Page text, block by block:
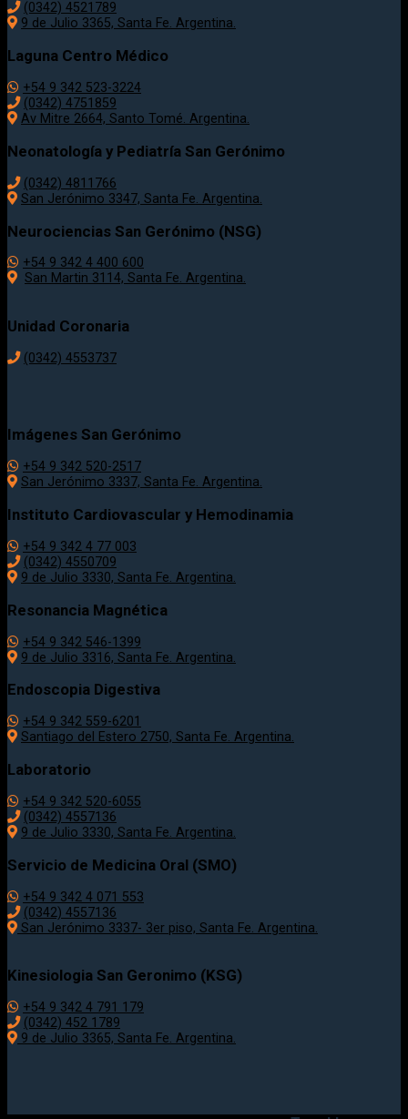
(0342) 4521789
9 de Julio 3365, Santa Fe. Argentina.
Laguna Centro Médico
+54 9 342 523-3224
(0342) 4751859
Av Mitre 2664, Santo Tomé. Argentina.
Neonatología y Pediatría San Gerónimo
(0342) 4811766
San Jerónimo 3347, Santa Fe. Argentina.
Neurociencias San Gerónimo (NSG)
+54 9 342 4 400 600
San Martin 3114, Santa Fe. Argentina.
Unidad Coronaria
(0342) 4553737
Imágenes San Gerónimo
+54 9 342 520-2517
San Jerónimo 3337, Santa Fe. Argentina.
Instituto Cardiovascular y Hemodinamia
+54 9 342 4 77 003
(0342) 4550709
9 de Julio 3330, Santa Fe. Argentina.
Resonancia Magnética
+54 9 342 546-1399
9 de Julio 3316, Santa Fe. Argentina.
Endoscopia Digestiva
+54 9 342 559-6201
Santiago del Estero 2750, Santa Fe. Argentina.
Laboratorio
+54 9 342 520-6055
(0342) 4557136
9 de Julio 3330, Santa Fe. Argentina.
Servicio de Medicina Oral (SMO)
+54 9 342 4 071 553
(0342) 4557136
San Jerónimo 3337- 3er piso, Santa Fe. Argentina.
Kinesiologia San Geronimo (KSG)
+54 9 342 4 791 179
(0342) 452 1789
9 de Julio 3365, Santa Fe. Argentina.